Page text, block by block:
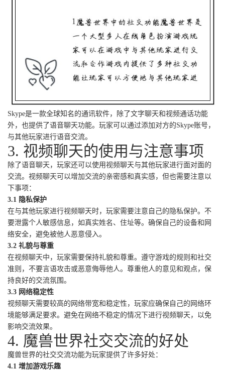
Skype是一款全球知名的通讯软件，除了文字聊天和视频通话功能
外，也提供了语音聊天功能。玩家可以通过添加对方的Skype账号，
与其他玩家进行语音交流。
3. 视频聊天的使用与注意事项
除了语音聊天，玩家还可以使用视频聊天与其他玩家进行面对面的
交流。视频聊天可以增加交流的亲密感和真实感，但也需要注意以
下事项：
3.1 隐私保护
在与其他玩家进行视频聊天时，玩家需要注意自己的隐私保护。不
要泄露个人敏感信息，如真实姓名、住址等。确保自己的设备和网
络安全，避免被他人恶意侵入。
3.2 礼貌与尊重
在视频聊天中，玩家需要保持礼貌和尊重。遵守游戏的规则和社交
准则，不要言语攻击或恶意侮辱他人。尊重他人的意见和观点，保
持良好的交流氛围。
3.3 网络稳定性
视频聊天需要较高的网络带宽和稳定性，玩家应确保自己的网络环
境能够满足要求。避免在网络不稳定的情况下进行视频聊天，以免
影响交流效果。
4. 魔兽世界社交交流的好处
魔兽世界的社交交流功能为玩家提供了许多好处：
4.1 增加游戏乐趣